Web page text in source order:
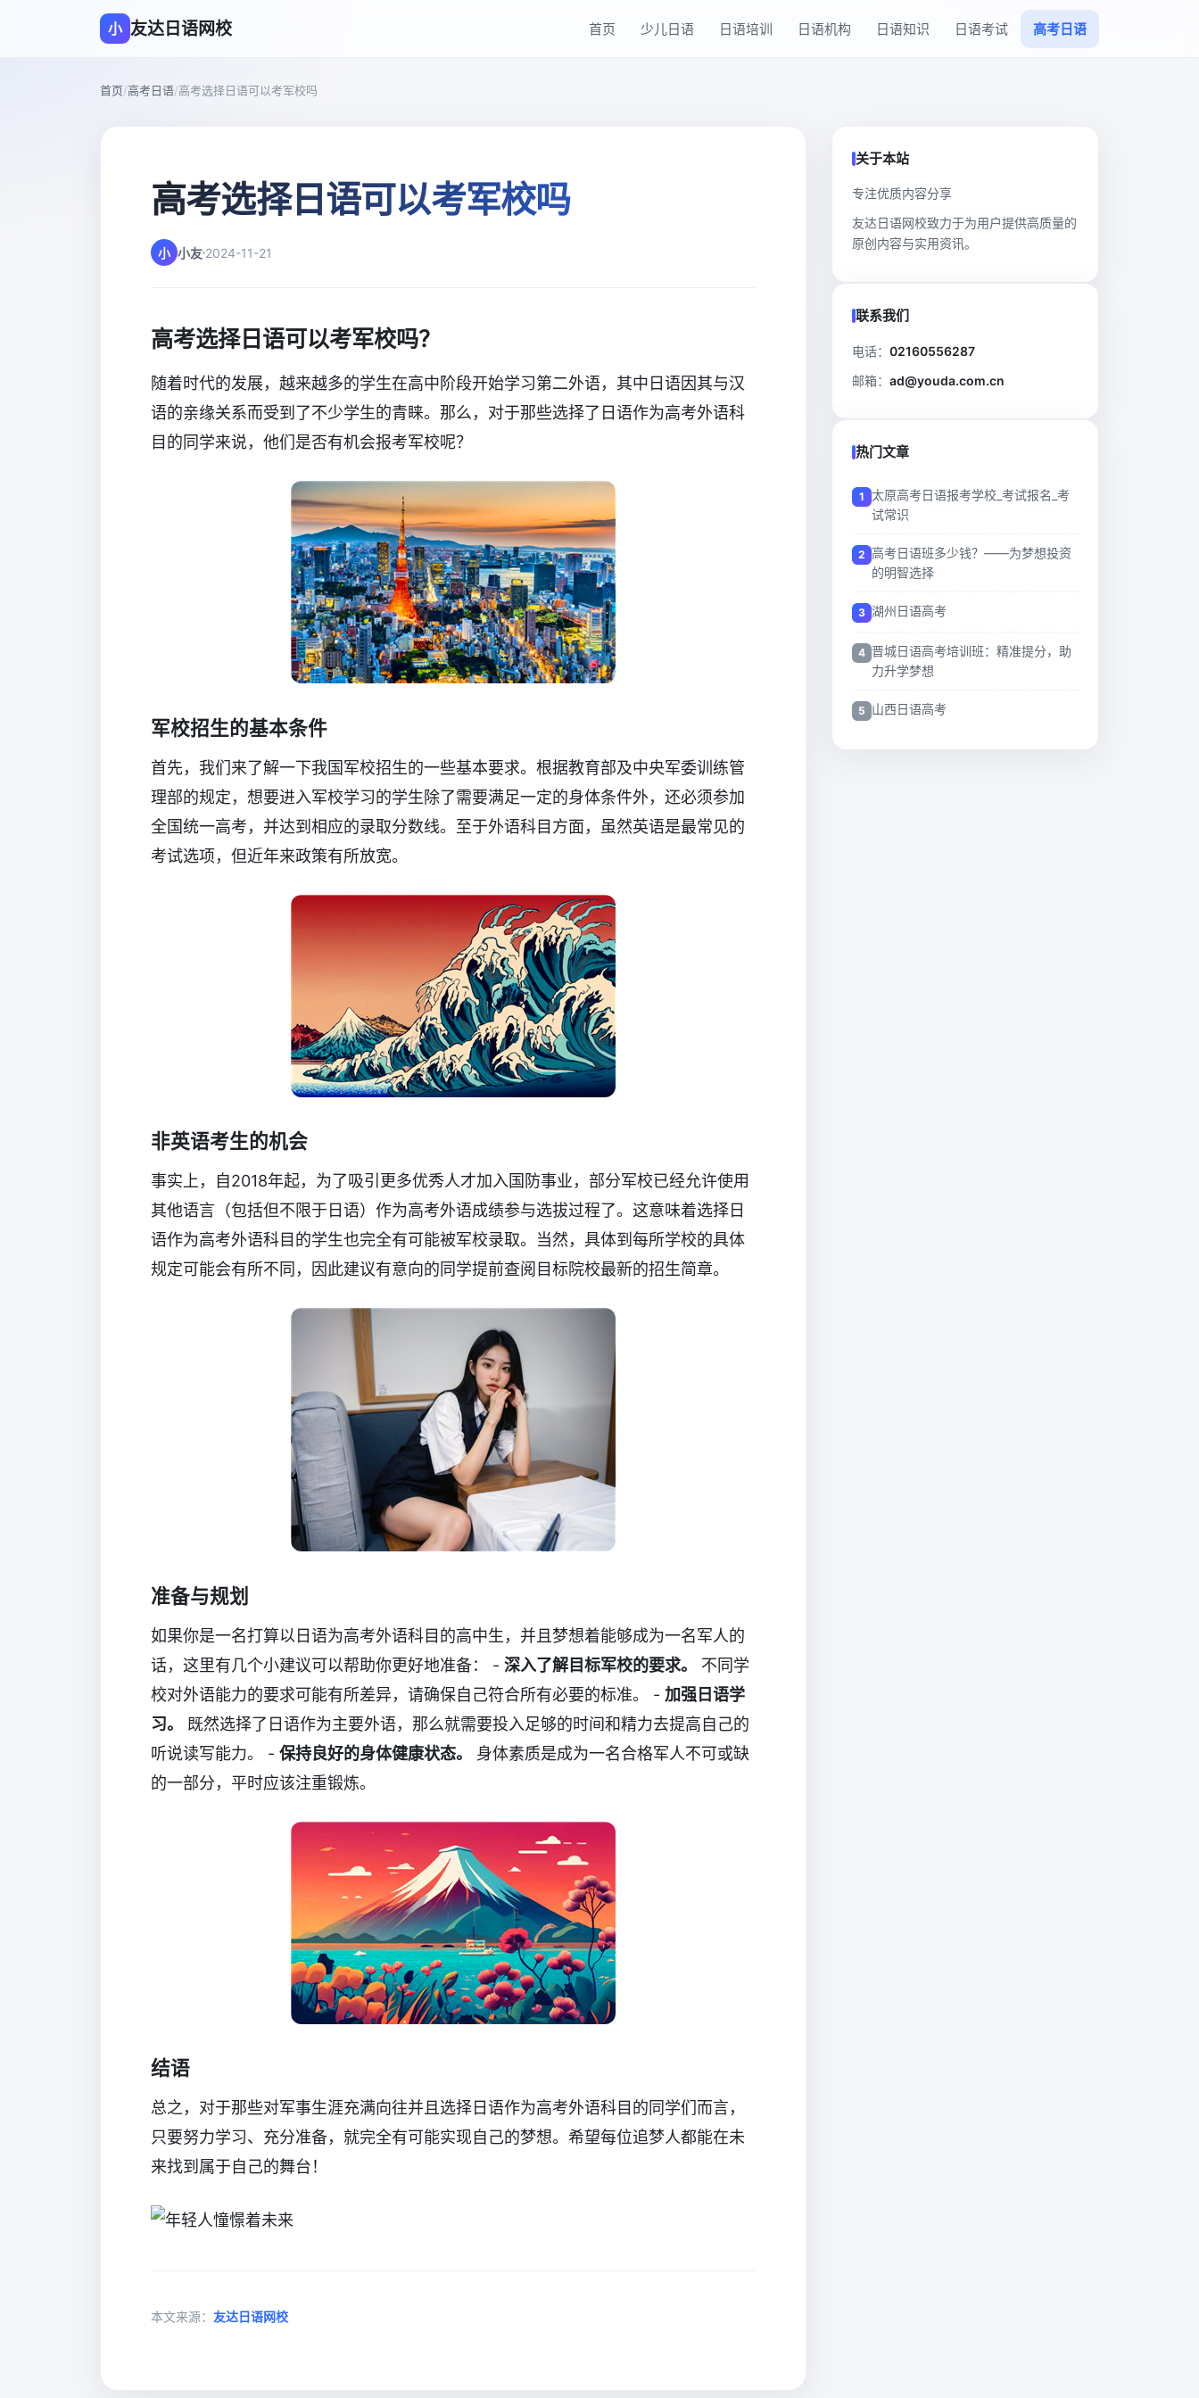
小 友达日语网校 首页 少儿日语 日语培训 日语机构 日语知识 日语考试 高考日语
首页/高考日语/高考选择日语可以考军校吗
高考选择日语可以考军校吗
小 小友 2024-11-21
高考选择日语可以考军校吗？
随着时代的发展，越来越多的学生在高中阶段开始学习第二外语，其中日语因其与汉
语的亲缘关系而受到了不少学生的青睐。那么，对于那些选择了日语作为高考外语科
目的同学来说，他们是否有机会报考军校呢？
军校招生的基本条件
首先，我们来了解一下我国军校招生的一些基本要求。根据教育部及中央军委训练管
理部的规定，想要进入军校学习的学生除了需要满足一定的身体条件外，还必须参加
全国统一高考，并达到相应的录取分数线。至于外语科目方面，虽然英语是最常见的
考试选项，但近年来政策有所放宽。
非英语考生的机会
事实上，自2018年起，为了吸引更多优秀人才加入国防事业，部分军校已经允许使用
其他语言（包括但不限于日语）作为高考外语成绩参与选拔过程了。这意味着选择日
语作为高考外语科目的学生也完全有可能被军校录取。当然，具体到每所学校的具体
规定可能会有所不同，因此建议有意向的同学提前查阅目标院校最新的招生简章。
准备与规划
如果你是一名打算以日语为高考外语科目的高中生，并且梦想着能够成为一名军人的
话，这里有几个小建议可以帮助你更好地准备： - 深入了解目标军校的要求。
不同学
校对外语能力的要求可能有所差异，请确保自己符合所有必要的标准。 - 加强日语学
习。
既然选择了日语作为主要外语，那么就需要投入足够的时间和精力去提高自己的
听说读写能力。 - 保持良好的身体健康状态。
身体素质是成为一名合格军人不可或缺
的一部分，平时应该注重锻炼。
结语
总之，对于那些对军事生涯充满向往并且选择日语作为高考外语科目的同学们而言，
只要努力学习、充分准备，就完全有可能实现自己的梦想。希望每位追梦人都能在未
来找到属于自己的舞台！
本文来源： 友达日语网校
关于本站
专注优质内容分享
友达日语网校致力于为用户提供高质量的
原创内容与实用资讯。
联系我们
电话： 02160556287
邮箱： ad@youda.com.cn
热门文章
太原高考日语报考学校_考试报名_考
试常识
高考日语班多少钱？——为梦想投资
的明智选择
湖州日语高考
晋城日语高考培训班：精准提分，助
力升学梦想
山西日语高考